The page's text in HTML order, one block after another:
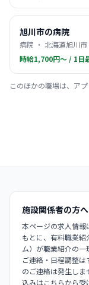
旭川市の病院
病院 ・ 北海道旭川
時給1,700円〜 / 1日
このほかの職場は、ア
施設関係者の方へ
本ページの求人情報
もとに、有料職業
ム）が職業紹介の
ご連絡・日程調整
のご連絡は発生し
込みはこちらから受